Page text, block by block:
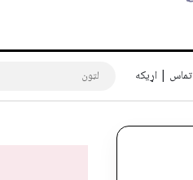
تماس | اړیکه